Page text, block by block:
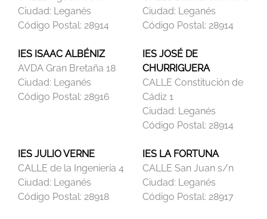
Ciudad: Leganés
Código Postal: 28914
Ciudad: Leganés
Código Postal: 28914
IES ISAAC ALBÉNIZ
AVDA Gran Bretaña 18
Ciudad: Leganés
Código Postal: 28916
IES JOSÉ DE
CHURRIGUERA
CALLE Constitución de
Cádiz 1
Ciudad: Leganés
Código Postal: 28914
IES JULIO VERNE
CALLE de la Ingeniería 4
Ciudad: Leganés
Código Postal: 28918
IES LA FORTUNA
CALLE San Juan s/n
Ciudad: Leganés
Código Postal: 28917